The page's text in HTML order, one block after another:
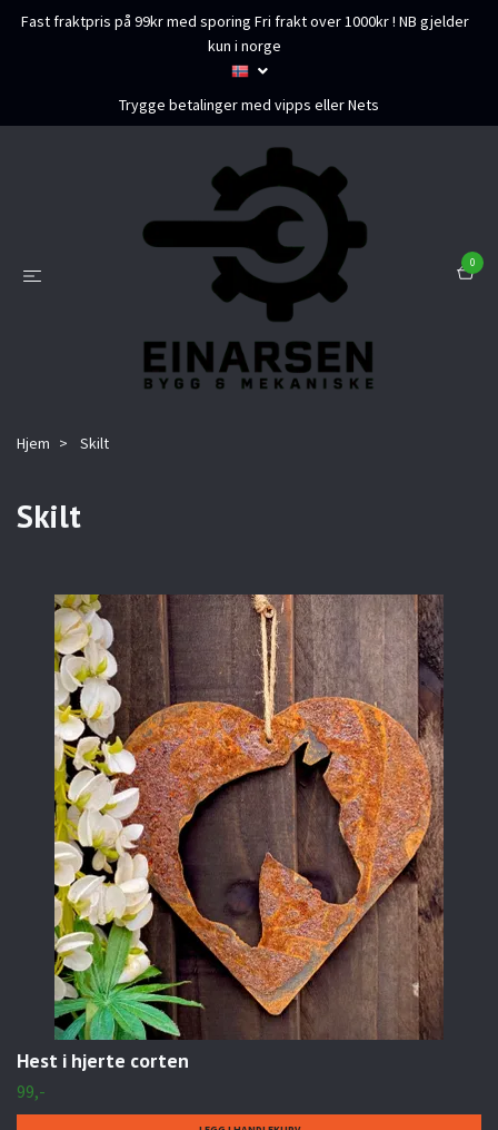
Fast fraktpris på 99kr med sporing Fri frakt over 1000kr ! NB gjelder
kun i norge
Trygge betalinger med vipps eller Nets
0
Hjem Skilt
Skilt
Hest i hjerte corten
99,-